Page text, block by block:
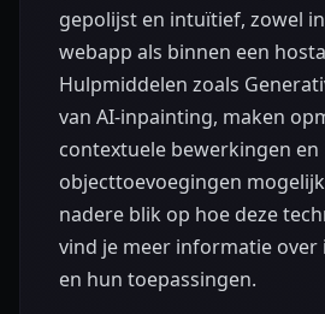
gepolijst en intuïtief, zowel
webapp als binnen een
Hulpmiddelen zoals
van AI-inpainting, maken
contextuele bewerkingen en
objecttoevoegingen
nadere blik op hoe deze
vind je meer informatie
en hun toepassingen.